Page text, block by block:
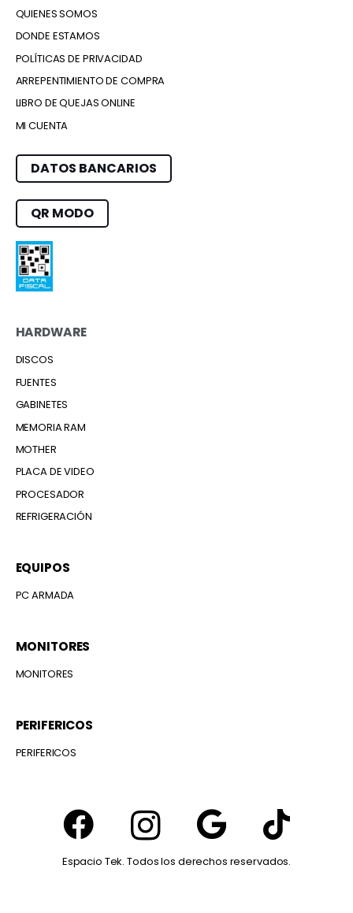
QUIENES SOMOS
DONDE ESTAMOS
POLÍTICAS DE PRIVACIDAD
ARREPENTIMIENTO DE COMPRA
LIBRO DE QUEJAS ONLINE
MI CUENTA
DATOS BANCARIOS
QR MODO
HARDWARE
DISCOS
FUENTES
GABINETES
MEMORIA RAM
MOTHER
PLACA DE VIDEO
PROCESADOR
REFRIGERACIÓN
EQUIPOS
PC ARMADA
MONITORES
MONITORES
PERIFERICOS
PERIFERICOS
Espacio Tek. Todos los derechos reservados.